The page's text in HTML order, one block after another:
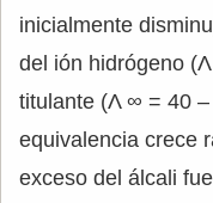
inicialmente
del ión hidrógeno
titulante (Λ ∞ = 40
equivalencia crece
exceso del álcali